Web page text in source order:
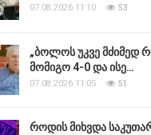
07.08.2026 11:10 53
„ბოლოს უკვე მძიმედ
მომიგო 4-0 და ისე…
07.08.2026 11:05 51
როდის მიხვდა